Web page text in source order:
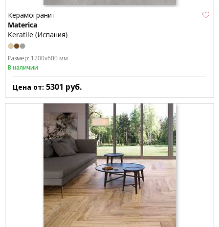
Керамогранит
Materica
Keratile (Испания)
Размер: 1200x600 мм
В наличии
Цена от: 5301 руб.